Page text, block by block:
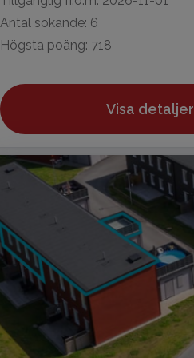
Antal sökande: 6
Högsta poäng: 718
Visa detaljer